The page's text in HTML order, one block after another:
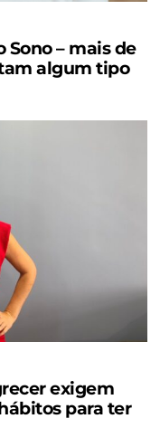
Sono – mais de
algum tipo
exigem
para ter